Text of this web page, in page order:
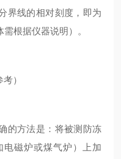
界线的相对刻度，即为
根据仪器说明）。
）
的方法是：将被测防冻
磁炉或煤气炉）上加